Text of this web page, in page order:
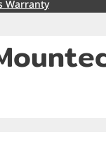
Warranty